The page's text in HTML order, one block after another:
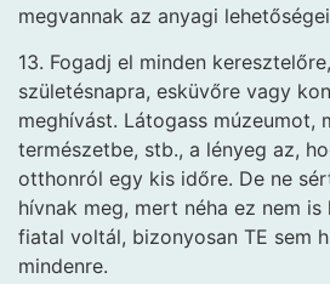
megvannak az anyagi
13. Fogadj el minden
születésnapra, esküvőre vagy
meghívást. Látogass múzeumot,
természetbe, stb., a lényeg az,
otthonról egy kis időre. De ne
hívnak meg, mert néha ez nem
fiatal voltál, bizonyosan TE sem
mindenre.